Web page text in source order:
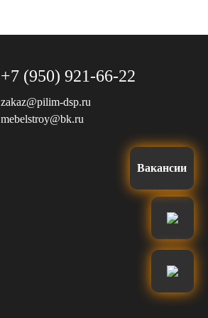
+7 (950) 921-66-22
zakaz@pilim-dsp.ru
mebelstroy@bk.ru
Вакансии